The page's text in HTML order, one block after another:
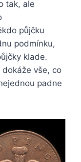
tak, ale
půjčku
podmínku,
klade.
vše, co
padne